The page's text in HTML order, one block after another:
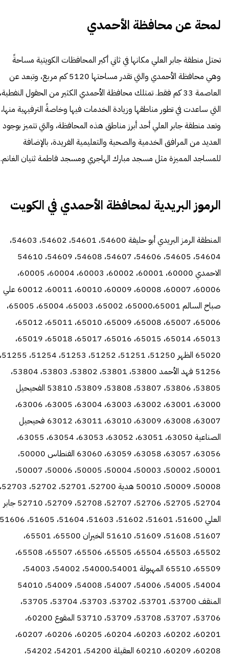
لمحة عن محافظة الأحمدي
تحتل منطقة جابر العلي مكانها في ثاني أكبر المحافظات الكويتية مساحةً
وهي محافظة الأحمدي والتي تقدر مساحتها 5120 كم مربع، وتبعد عن
العاصمة 33 كم فقط. تمتلك محافظة الأحمدي الكثير من الحقول النفطية،
التي ساعدت في تطور مناطقها وزيادة الخدمات فيها وخاصةً الترفيهية منها،
وتعد منطقة جابر العلي أحد أبرز مناطق هذه المحافظة، والتي تتميز بوجود
العديد من المرافق الخدمية والصحية والتعليمية الفريدة، بالإضافة
للمساجد المميزة مثل مسجد مبارك الهاجري ومسجد فاطمة ثنيان الغانم.
الرموز البريدية لمحافظة الأحمدي في الكويت
المنطقة الرمز البريدي أبو حليفة 54600، 54601، 54602، 54603،
54604، 54605، 54606، 54607، 54608، 54609، 54610
الاحمدي 60000، 60001، 60002، 60003، 60004، 60005،
60006، 60007، 60008، 60009، 60010، 60011، 60012 علي
صباح السالم 65000،65001، 65002، 65003، 65004، 65005،
65006، 65007، 65008، 65009، 65010، 65011، 65012،
65013، 65014، 65015، 65016، 65017، 65018، 65019،
65020 الظهر 51250، 51251، 51252، 51253، 51254، 51255،
51256 فهد الأحمد 53800، 53801، 53802، 53803، 53804،
53805، 53806، 53807، 53808، 53809، 53810 الفحيحيل
63000، 63001، 63002، 63003، 63004، 63005، 63006،
63007، 63008، 63009، 63010، 63011، 63012 فحيحيل
الصناعية 63050، 63051، 63052، 63053، 63054، 63055،
63056، 63057، 63058، 63059، 63060 الفنطاس 50000،
50001، 50002، 50003، 50004، 50005، 50006، 50007،
50008، 50009، 50010 هدية 52700، 52701، 52702، 52703،
52704، 52705، 52706، 52707، 52708، 52709، 52710 جابر
51607، 51608، 51609، 51610 الخيران 65500، 65501،
65502، 65503، 65504، 65505، 65506، 65507، 65508،
65509، 65510 المهبولة 54000،54001، 54002، 54003،
54004، 54005، 54006، 54007، 54008، 54009، 54010
المنقف 53700، 53701، 53702، 53703، 53704، 53705،
53706، 53707، 53708، 53709، 53710 المقوع 60200،
60201، 60202، 60203، 60204، 60205، 60206، 60207،
60208، 60209، 60210 العقيلة 54200، 54201، 54202،